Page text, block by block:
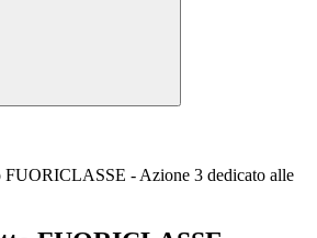
FUORICLASSE - Azione 3 dedicato alle